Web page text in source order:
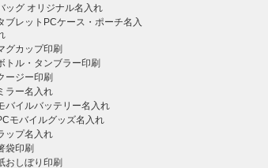
ッグ オリジナル名入れ
ブレットPCケース・ポーチ名入
グカップ印刷
トル・タンブラー印刷
ージー印刷
ラー名入れ
バイルバッテリー名入れ
モバイルグッズ名入れ
ップ名入れ
袋印刷
おしぼり印刷